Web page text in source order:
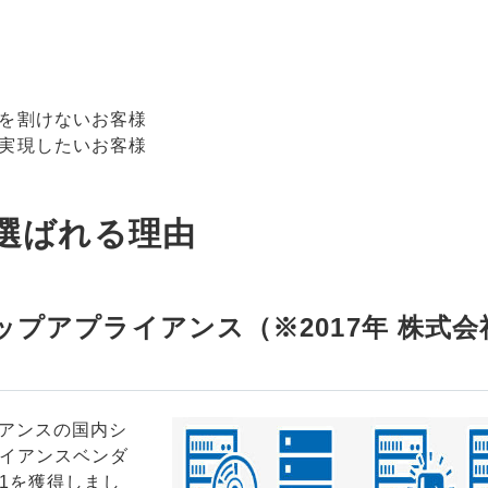
割けないお客様
現したいお客様
ばれる理由
プアプライアンス（※2017年 株式会
ンスの国内シ
アンスベンダ
獲得しまし